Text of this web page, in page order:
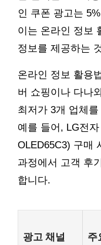
인 쿠폰 광고는
이는 온라인 정보
정보를 제공하는
온라인 정보 활용
버 쇼핑이나 다나
최저가 3개 업체
예를 들어, LG전
OLED65C3) 구매
과정에서 고객 후
합니다.
광고 채널 주